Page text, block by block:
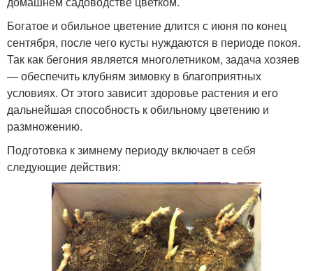
Богатое и обильное цветение длится с июня по конец
сентября, после чего кусты нуждаются в периоде покоя.
Так как бегония является многолетником, задача хозяев
— обеспечить клубням зимовку в благоприятных
условиях. От этого зависит здоровье растения и его
дальнейшая способность к обильному цветению и
размножению.
Подготовка к зимнему периоду включает в себя
следующие действия: